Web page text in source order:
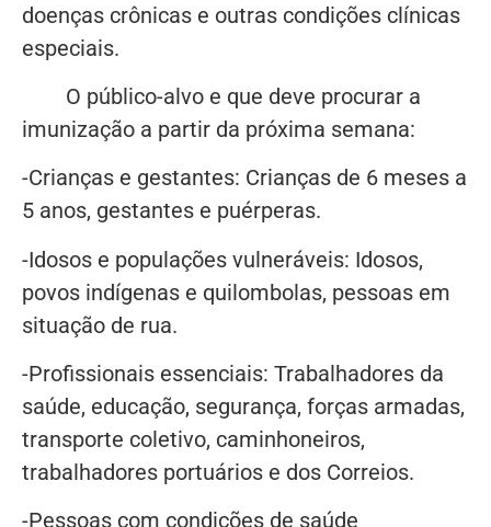
doenças crônicas e outras condições clínicas
especiais.
O público-alvo e que deve procurar a
imunização a partir da próxima semana:
-Crianças e gestantes: Crianças de 6 meses a
5 anos, gestantes e puérperas.
-Idosos e populações vulneráveis: Idosos,
povos indígenas e quilombolas, pessoas em
situação de rua.
-Profissionais essenciais: Trabalhadores da
saúde, educação, segurança, forças armadas,
transporte coletivo, caminhoneiros,
trabalhadores portuários e dos Correios.
-Pessoas com condições de saúde